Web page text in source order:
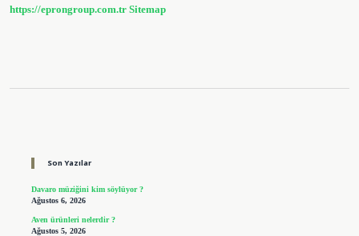
https://eprongroup.com.tr Sitemap
Son Yazılar
Davaro müziğini kim söylüyor ?
Ağustos 6, 2026
Aven ürünleri nelerdir ?
Ağustos 5, 2026